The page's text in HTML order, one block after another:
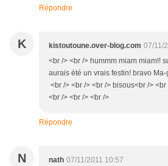
Répondre
K kistoutoune.over-blog.com 07/11/
<br /> <br /> hummm miam miam!!
aurais été un vrais festin! bravo
<br /> <br /> <br /> bisous<br />
<br /> <br /> <br />
Répondre
N nath 07/11/2011 10:57